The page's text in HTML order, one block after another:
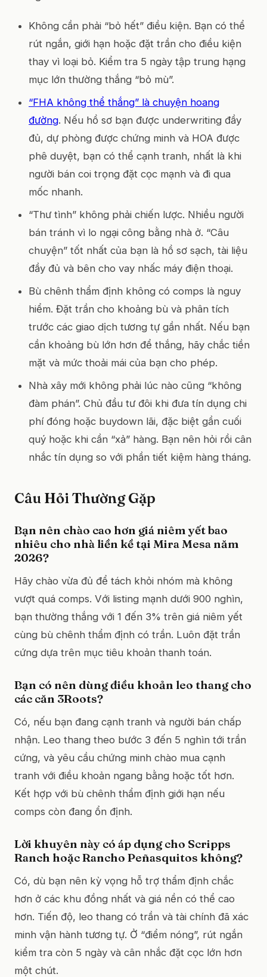
Không cần phải “bỏ hết” điều kiện. Bạn có thể
rút ngắn, giới hạn hoặc đặt trần cho điều kiện
thay vì loại bỏ. Kiểm tra 5 ngày tập trung hạng
mục lớn thường thắng “bỏ mù”.
“FHA không thể thắng” là chuyện hoang
đường. Nếu hồ sơ bạn được underwriting đầy
đủ, dự phòng được chứng minh và HOA được
phê duyệt, bạn có thể cạnh tranh, nhất là khi
người bán coi trọng đặt cọc mạnh và đi qua
mốc nhanh.
“Thư tình” không phải chiến lược. Nhiều người
bán tránh vì lo ngại công bằng nhà ở. “Câu
chuyện” tốt nhất của bạn là hồ sơ sạch, tài liệu
đầy đủ và bên cho vay nhấc máy điện thoại.
Bù chênh thẩm định không có comps là nguy
hiểm. Đặt trần cho khoảng bù và phân tích
trước các giao dịch tương tự gần nhất. Nếu bạn
cần khoảng bù lớn hơn để thắng, hãy chắc tiền
mặt và mức thoải mái của bạn cho phép.
Nhà xây mới không phải lúc nào cũng “không
đàm phán”. Chủ đầu tư đôi khi đưa tín dụng chi
phí đóng hoặc buydown lãi, đặc biệt gần cuối
quý hoặc khi cần “xả” hàng. Bạn nên hỏi rồi cân
nhắc tín dụng so với phần tiết kiệm hàng tháng.
Câu Hỏi Thường Gặp
Bạn nên chào cao hơn giá niêm yết bao
nhiêu cho nhà liền kề tại Mira Mesa năm
2026?
Hãy chào vừa đủ để tách khỏi nhóm mà không
vượt quá comps. Với listing mạnh dưới 900 nghìn,
bạn thường thắng với 1 đến 3% trên giá niêm yết
cùng bù chênh thẩm định có trần. Luôn đặt trần
cứng dựa trên mục tiêu khoản thanh toán.
Bạn có nên dùng điều khoản leo thang cho
các căn 3Roots?
Có, nếu bạn đang cạnh tranh và người bán chấp
nhận. Leo thang theo bước 3 đến 5 nghìn tới trần
cứng, và yêu cầu chứng minh chào mua cạnh
tranh với điều khoản ngang bằng hoặc tốt hơn.
Kết hợp với bù chênh thẩm định giới hạn nếu
comps còn đang ổn định.
Lời khuyên này có áp dụng cho Scripps
Ranch hoặc Rancho Peñasquitos không?
Có, dù bạn nên kỳ vọng hỗ trợ thẩm định chắc
hơn ở các khu đồng nhất và giá nền có thể cao
hơn. Tiến độ, leo thang có trần và tài chính đã xác
minh vận hành tương tự. Ở “điểm nóng”, rút ngắn
kiểm tra còn 5 ngày và cân nhắc đặt cọc lớn hơn
một chút.